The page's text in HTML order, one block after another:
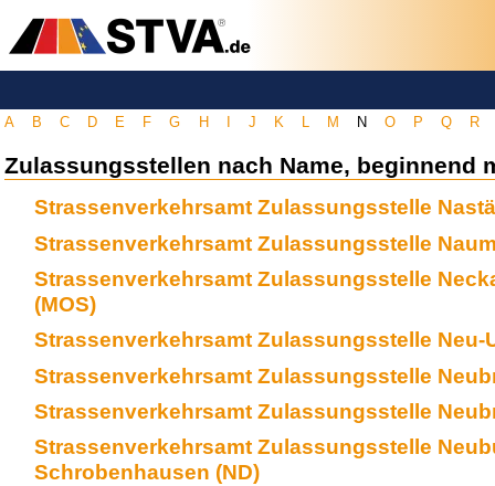
A B C D E F G H J K L M N O P Q R
Zulassungsstellen nach Name, beginnend
Strassenverkehrsamt Zulassungsstelle
Strassenverkehrsamt Zulassungsstelle
Strassenverkehrsamt Zulassungsstelle
(MOS)
Strassenverkehrsamt Zulassungsstelle Neu-
Strassenverkehrsamt Zulassungsstelle
Strassenverkehrsamt Zulassungsstelle
Strassenverkehrsamt Zulassungsstelle
Schrobenhausen (ND)